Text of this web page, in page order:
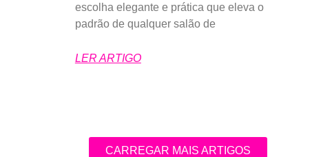
escolha elegante e prática que eleva o
padrão de qualquer salão de
LER ARTIGO
CARREGAR MAIS ARTIGOS